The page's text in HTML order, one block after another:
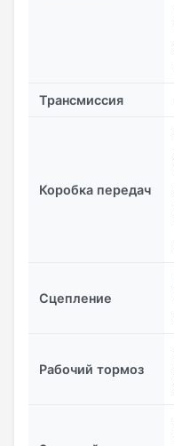
Трансмиссия
Коробка передач
Сцепление
Рабочий тормоз